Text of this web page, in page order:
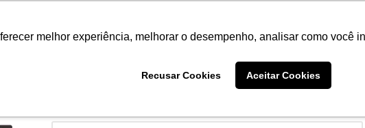
melhor experiência, melhorar o desempenho, analisar como você
Recusar Cookies Aceitar Cookies
ganhar